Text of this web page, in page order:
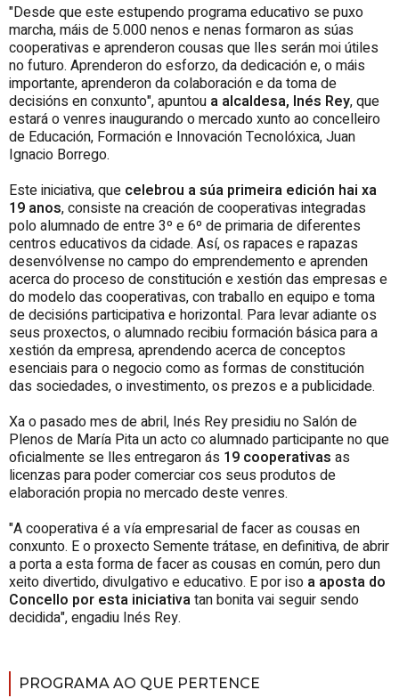
"Desde que este estupendo programa educativo se puxo
marcha, máis de 5.000 nenos e nenas formaron as súas
cooperativas e aprenderon cousas que lles serán moi útiles
no futuro. Aprenderon do esforzo, da dedicación e, o máis
importante, aprenderon da colaboración e da toma de
decisións en conxunto", apuntou a alcaldesa, Inés Rey, que
estará o venres inaugurando o mercado xunto ao concelleiro
de Educación, Formación e Innovación Tecnolóxica, Juan
Ignacio Borrego.
Este iniciativa, que celebrou a súa primeira edición hai xa
19 anos, consiste na creación de cooperativas integradas
polo alumnado de entre 3º e 6º de primaria de diferentes
centros educativos da cidade. Así, os rapaces e rapazas
desenvólvense no campo do emprendemento e aprenden
acerca do proceso de constitución e xestión das empresas e
do modelo das cooperativas, con traballo en equipo e toma
de decisións participativa e horizontal. Para levar adiante os
seus proxectos, o alumnado recibiu formación básica para a
xestión da empresa, aprendendo acerca de conceptos
esenciais para o negocio como as formas de constitución
das sociedades, o investimento, os prezos e a publicidade.
Xa o pasado mes de abril, Inés Rey presidiu no Salón de
Plenos de María Pita un acto co alumnado participante no que
oficialmente se lles entregaron ás 19 cooperativas as
licenzas para poder comerciar cos seus produtos de
elaboración propia no mercado deste venres.
"A cooperativa é a vía empresarial de facer as cousas en
conxunto. E o proxecto Semente trátase, en definitiva, de abrir
a porta a esta forma de facer as cousas en común, pero dun
xeito divertido, divulgativo e educativo. E por iso a aposta do
Concello por esta iniciativatan bonita vai seguir sendo
decidida", engadiu Inés Rey.
PROGRAMA AO QUE PERTENCE